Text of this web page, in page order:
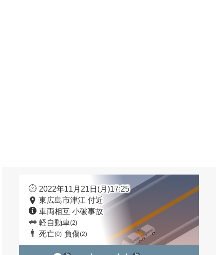
2022年11月21日(月)17:25
東広島市津江 付近
車両相互 小破事故
軽自動車(2)
死亡(0) 負傷(2)